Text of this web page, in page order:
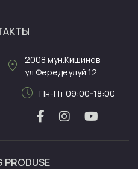
location_on 2008 мун.Кишинёв
ул.Фередеулуй 12
schedule Пн-Пт 09:00-18:00
PRODUSE